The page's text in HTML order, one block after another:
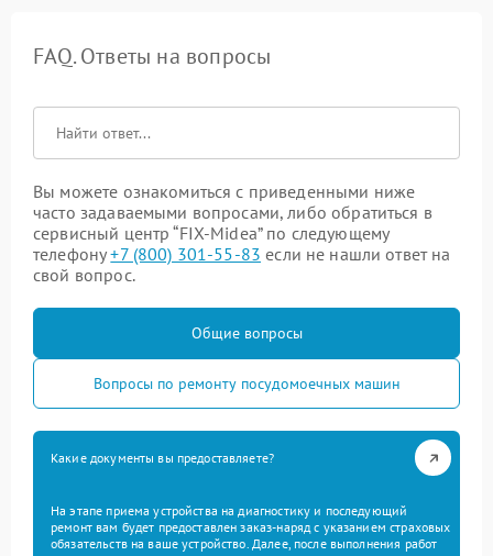
FAQ. Ответы на вопросы
Вы можете ознакомиться с приведенными ниже
часто задаваемыми вопросами, либо обратиться в
сервисный центр “FIX-Midea” по следующему
телефону+7 (800) 301-55-83 если не нашли ответ на
свой вопрос.
Общие вопросы
Вопросы по ремонту посудомоечных машин
Какие документы вы предоставляете?
На этапе приема устройства на диагностику и последующий
ремонт вам будет предоставлен заказ-наряд с указанием страховых
обязательств на ваше устройство. Далее, после выполнения работ